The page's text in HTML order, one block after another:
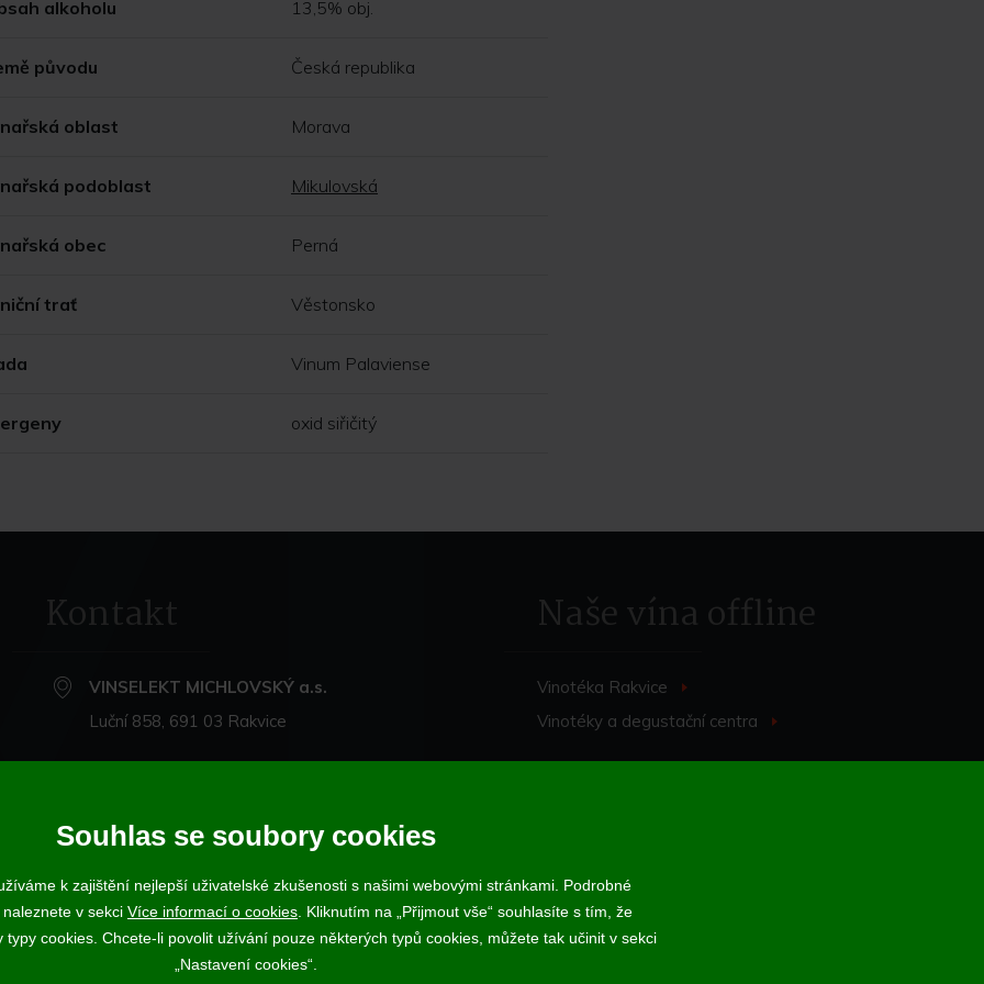
alkoholu 13,5% obj.
původu Česká republika
oblast Morava
podoblast Mikulovská
obec Perná
trať Věstonsko
Vinum Palaviense
oxid siřičitý
Kontakt
VINSELEKT MICHLOVSKÝ a.s.
Luční 858, 691 03 Rakvice
michlovsky@michlovsky.com
Naše vína offline
Vinotéka Rakvice
Vinotéky a degustační centra
účtenku. Zároveň je povinen zaevidovat přijatou tržbu u správce daně online; v případě technického výpadku pak nejpozději do 48 hodin.
Vína a sekty prodáváme výhradně osobám starším 18-ti let.
Souhlas se soubory cookies
k zajištění nejlepší uživatelské zkušenosti s našimi webovými stránkami. Podrobné
v sekci Více informací o cookies . Kliknutím na „Přijmout vše“ souhlasíte s tím, že
typy cookies. Chcete-li povolit užívání pouze některých typů cookies, můžete tak učinit v sekci
„Nastavení cookies“.